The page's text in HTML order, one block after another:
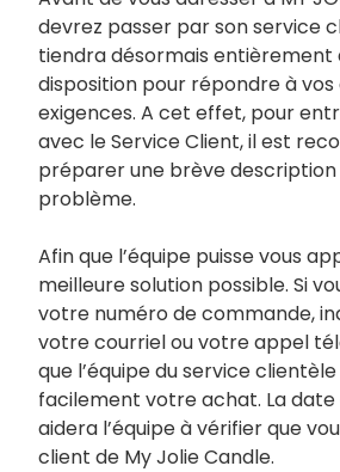
devrez passer par son service
tiendra désormais entièrement
disposition pour répondre à
exigences. A cet effet, pour
avec le Service Client, il est
préparer une brève
problème.
Afin que l’équipe puisse vous
meilleure solution possible. Si
votre numéro de commande,
votre courriel ou votre appel
que l’équipe du service
facilement votre achat. La
aidera l’équipe à vérifier que
client de My Jolie Candle.